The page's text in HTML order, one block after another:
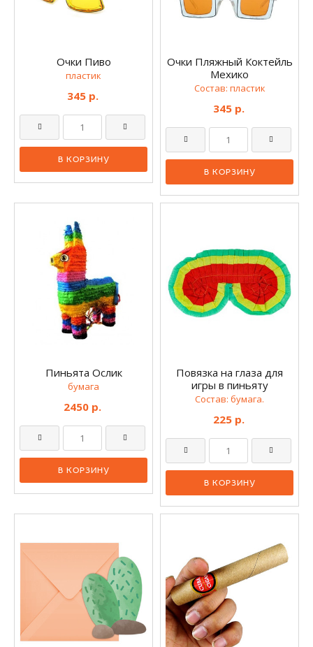
Очки Пиво
пластик
345 р.
Очки Пляжный Коктейль
Мехико
Состав: пластик
345 р.
Пиньята Ослик
бумага
2450 р.
Повязка на глаза для
игры в пиньяту
Состав: бумага.
225 р.